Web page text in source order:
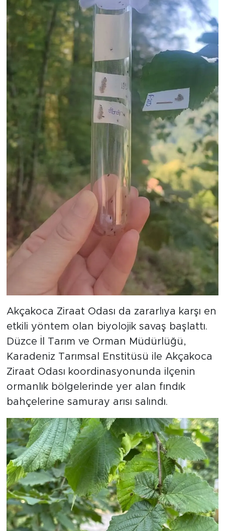
Akçakoca Ziraat Odası da zararlıya karşı en
etkili yöntem olan biyolojik savaş başlattı.
Düzce İl Tarım ve Orman Müdürlüğü,
Karadeniz Tarımsal Enstitüsü ile Akçakoca
Ziraat Odası koordinasyonunda ilçenin
ormanlık bölgelerinde yer alan fındık
bahçelerine samuray arısı salındı.